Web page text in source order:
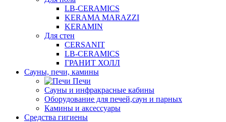
LB-CERAMICS
KERAMA MARAZZI
KERAMIN
Для стен
CERSANIT
LB-CERAMICS
ГРАНИТ ХОЛЛ
Сауны, печи, камины
Печи
Сауны и инфракрасные кабины
Оборудование для печей,саун и парных
Камины и аксессуары
Средства гигиены